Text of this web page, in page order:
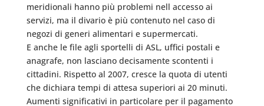
meridionali hanno più problemi nell accesso ai
servizi, ma il divario è più contenuto nel caso di
negozi di generi alimentari e supermercati.
E anche le file agli sportelli di ASL, uffici postali e
anagrafe, non lasciano decisamente scontenti i
cittadini. Rispetto al 2007, cresce la quota di utenti
che dichiara tempi di attesa superiori ai 20 minuti.
Aumenti significativi in particolare per il pagamento